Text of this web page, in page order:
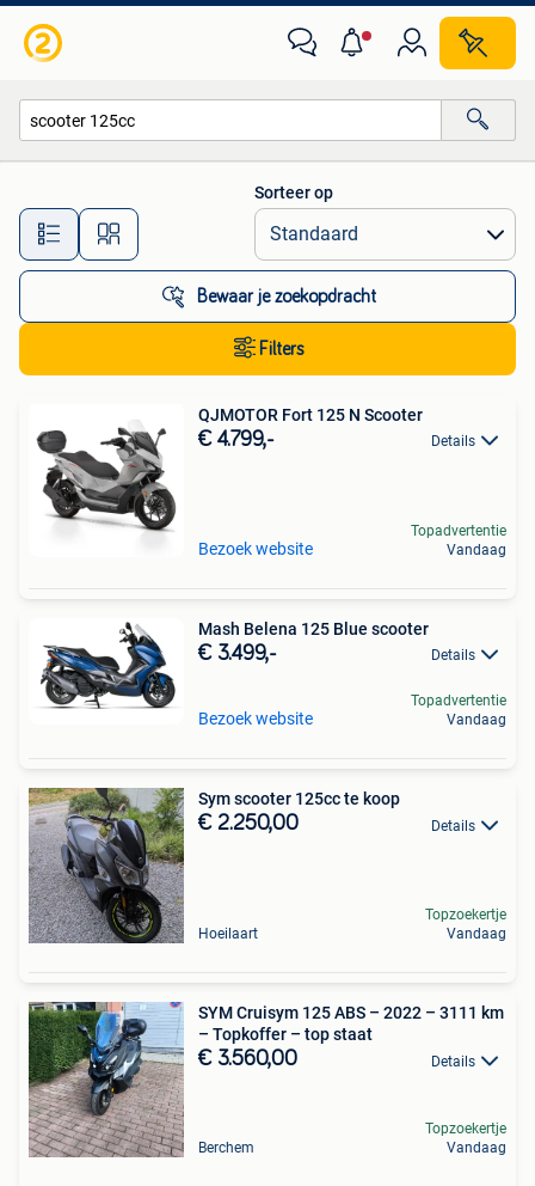
Alle afstanden…
Sorteer op
Bewaar je zoekopdracht
Filters
QJMOTOR Fort 125 N Scooter
€ 4.799,- Details
Bezoek website
Topadvertentie
Vandaag
Mash Belena 125 Blue scooter
€ 3.499,- Details
Bezoek website
Topadvertentie
Vandaag
Sym scooter 125cc te koop
€ 2.250,00 Details
Hoeilaart
Topzoekertje
Vandaag
SYM Cruisym 125 ABS – 2022 – 3111 km
– Topkoffer – top staat
€ 3.560,00 Details
Berchem
Topzoekertje
Vandaag